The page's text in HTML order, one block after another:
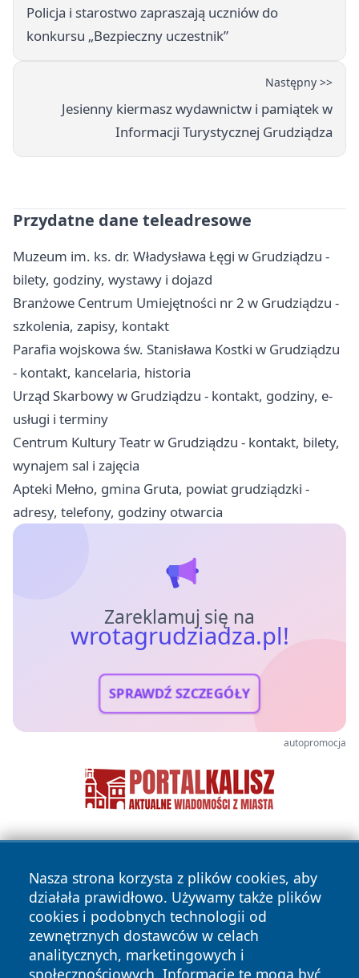
Policja i starostwo zapraszają uczniów do
konkursu „Bezpieczny uczestnik”
Następny >>
Jesienny kiermasz wydawnictw i pamiątek w
Informacji Turystycznej Grudziądza
Przydatne dane teleadresowe
Muzeum im. ks. dr. Władysława Łęgi w Grudziądzu -
bilety, godziny, wystawy i dojazd
Branżowe Centrum Umiejętności nr 2 w Grudziądzu -
szkolenia, zapisy, kontakt
Parafia wojskowa św. Stanisława Kostki w Grudziądzu
- kontakt, kancelaria, historia
Urząd Skarbowy w Grudziądzu - kontakt, godziny, e-
usługi i terminy
Centrum Kultury Teatr w Grudziądzu - kontakt, bilety,
wynajem sal i zajęcia
Apteki Mełno, gmina Gruta, powiat grudziądzki -
adresy, telefony, godziny otwarcia
Zareklamuj się na
wrotagrudziadza.pl!
SPRAWDŹ SZCZEGÓŁY
autopromocja
Nasza strona korzysta z plików cookies, aby
działała prawidłowo. Używamy także plików
cookies i podobnych technologii od
zewnętrznych dostawców w celach
analitycznych, marketingowych i
społecznościowych. Informacje te mogą być
Copyright © 2026 wrotagrudziadza.pl Wszystkie prawa
zastrzeżone.